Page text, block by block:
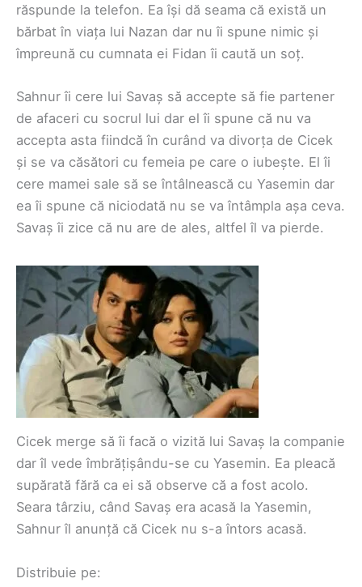
răspunde la telefon. Ea își dă seama că există un
bărbat în viața lui Nazan dar nu îi spune nimic și
împreună cu cumnata ei Fidan îi caută un soț.
Sahnur îi cere lui Savaș să accepte să fie partener
de afaceri cu socrul lui dar el îi spune că nu va
accepta asta fiindcă în curând va divorța de Cicek
și se va căsători cu femeia pe care o iubește. El îi
cere mamei sale să se întâlnească cu Yasemin dar
ea îi spune că niciodată nu se va întâmpla așa ceva.
Savaș îi zice că nu are de ales, altfel îl va pierde.
Cicek merge să îi facă o vizită lui Savaș la companie
dar îl vede îmbrățișându-se cu Yasemin. Ea pleacă
supărată fără ca ei să observe că a fost acolo.
Seara târziu, când Savaș era acasă la Yasemin,
Sahnur îl anunță că Cicek nu s-a întors acasă.
Distribuie pe: